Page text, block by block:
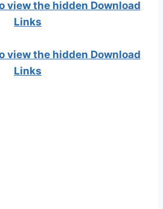
view the hidden Download
Links
view the hidden Download
Links